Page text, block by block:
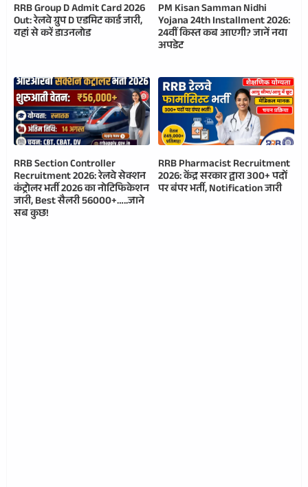
RRB Group D Admit Card 2026
Out: रेलवे ग्रुप D एडमिट कार्ड जारी,
यहां से करें डाउनलोड
PM Kisan Samman Nidhi
Yojana 24th Installment 2026:
24वीं किस्त कब आएगी? जानें नया
अपडेट
RRB Section Controller
Recruitment 2026: रेलवे सेक्शन
कंट्रोलर भर्ती 2026 का नोटिफिकेशन
जारी, Best सैलरी 56000+…..जाने
सब कुछ!
RRB Pharmacist Recruitment
2026: केंद्र सरकार द्वारा 300+ पदों
पर बंपर भर्ती, Notification जारी